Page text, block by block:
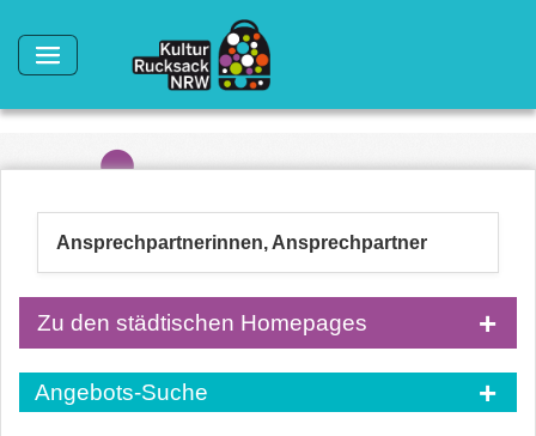
Ansprechpartnerinnen, Ansprechpartner
Zu den städtischen Homepages
Angebots-Suche